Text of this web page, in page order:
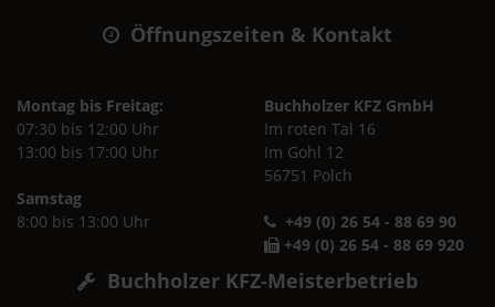
Öffnungszeiten & Kontakt
Montag bis Freitag:
07:30 bis 12:00 Uhr
13:00 bis 17:00 Uhr
Samstag
8:00 bis 13:00 Uhr
Buchholzer KFZ GmbH
Im roten Tal 16
Im Gohl 12
56751 Polch
+49 (0) 26 54 - 88 69 90
+49 (0) 26 54 - 88 69 920
Buchholzer KFZ-Meisterbetrieb